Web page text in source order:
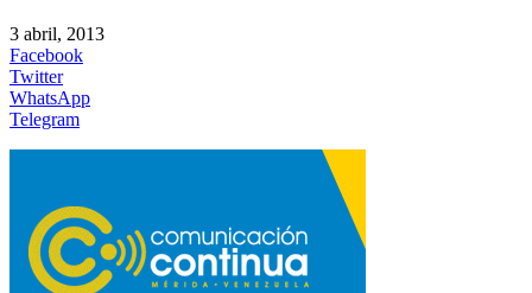
3 abril, 2013
Facebook
Twitter
WhatsApp
Telegram